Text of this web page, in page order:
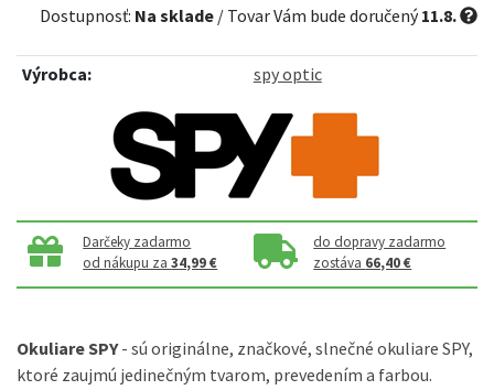
Dostupnosť: Na sklade / Tovar Vám bude doručený11.8.
Výrobca: spy optic
Darčeky zadarmo
od nákupu za34,99 €
do dopravy zadarmo
zostáva 66,40 €
OkuliareSPY - sú originálne, značkové, slnečné okuliare SPY,
ktoré zaujmú jedinečným tvarom, prevedením a farbou.